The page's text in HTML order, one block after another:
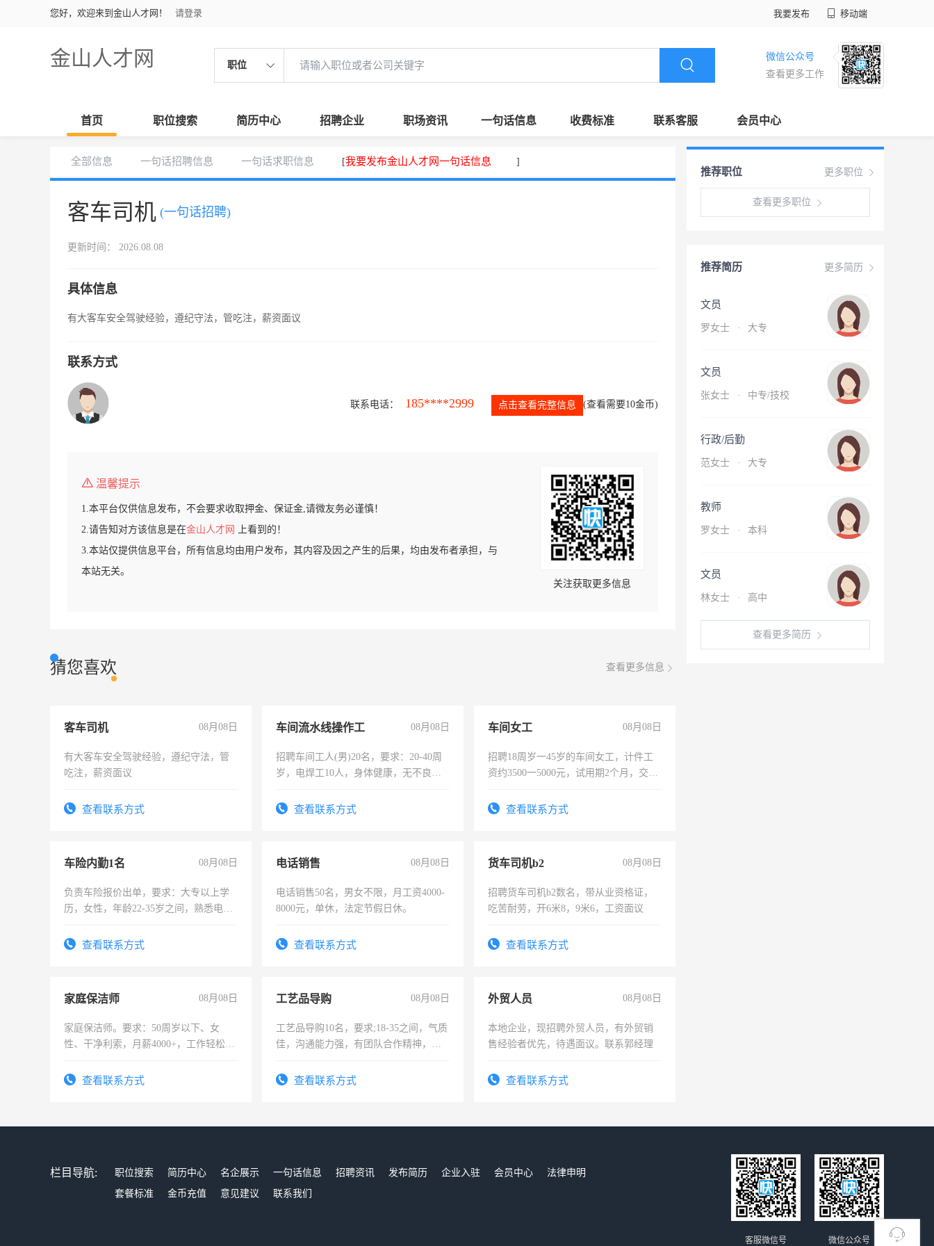
您好，欢迎来到金山人才网！ 请登录 我要发布 移动端
金山人才网 职位
微信公众号
查看更多工作
首页 职位搜索 简历中心 招聘企业 职场资讯 一句话信息 收费标准 联系客服 会员中心
全部信息 一句话招聘信息 一句话求职信息 [我要发布金山人才网一句话信息 ]
客车司机 (一句话招聘)
更新时间： 2026.08.08
具体信息
有大客车安全驾驶经验，遵纪守法，管吃注，薪资面议
联系方式
联系电话： 185****2999 点击查看完整信息 (查看需要10金币)
温馨提示
1.本平台仅供信息发布，不会要求收取押金、保证金,请微友务必谨慎！
2.请告知对方该信息是在金山人才网
上看到的！
3.本站仅提供信息平台，所有信息均由用户发布，其内容及因之产生的后果，均由发布者承担，与
本站无关。
关注获取更多信息
猜您喜欢 查看更多信息
客车司机 08月08日
有大客车安全驾驶经验，遵纪守法，管
吃注，薪资面议
查看联系方式
车间流水线操作工 08月08日
招聘车间工人(男)20名，要求：20-40周
岁，电焊工10人，身体健康，无不良嗜
宿，免费发放劳保用品，两班倒，每月
查看联系方式
车间女工 08月08日
招聘18周岁一45岁的车间女工，计件工
资约3500一5000元，试用期2个月，交五
查看联系方式
车险内勤1名 08月08日
负责车险报价出单，要求：大专以上学
历，女性，年龄22-35岁之间，熟悉电脑
试用期1-3个月，转正后交纳五险，
查看联系方式
电话销售 08月08日
电话销售50名，男女不限，月工资4000-
8000元，单休，法定节假日休。
查看联系方式
货车司机b2 08月08日
招聘货车司机b2数名，带从业资格证，
吃苦耐劳，开6米8，9米6，工资面议
查看联系方式
家庭保洁师 08月08日
家庭保洁师。要求：50周岁以下、女
性、干净利索，月薪4000+，工作轻松，
太太等。查看联系方式
工艺品导购 08月08日
工艺品导购10名，要求;18-35之间，气质
佳，沟通能力强，有团队合作精神，有
查看联系方式
外贸人员 08月08日
本地企业，现招聘外贸人员，有外贸销
售经验者优先，待遇面议。联系郭经理
查看联系方式
更多职位
推荐职位
查看更多职位
更多简历
推荐简历
文员
罗女士 · 大专
文员
张女士 · 中专/技校
行政/后勤
范女士 · 大专
教师
罗女士 · 本科
文员
林女士 · 高中
查看更多简历
栏目导航: 职位搜索 简历中心 名企展示 一句话信息 招聘资讯 发布简历 企业入驻 会员中心
法律申明
套餐标准
金币充值 意见建议 联系我们
微信公众号
客服微信号